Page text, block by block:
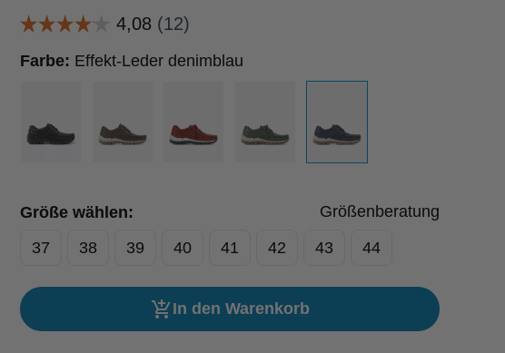
Farbe: Effekt-Leder denimblau
Größe wählen:
Größenberatung
37
38 39 40 41 42 43 44
In den Warenkorb